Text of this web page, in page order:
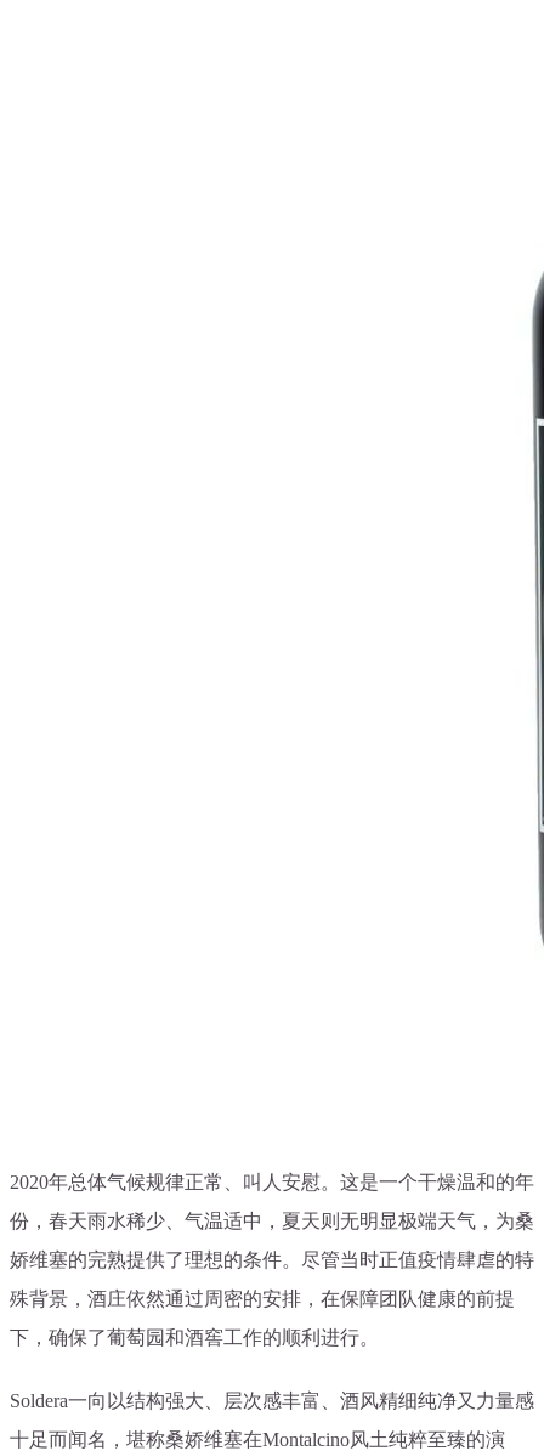
2020年总体气候规律正常、叫人安慰。这是一个干燥温和的年
份，春天雨水稀少、气温适中，夏天则无明显极端天气，为桑
娇维塞的完熟提供了理想的条件。尽管当时正值疫情肆虐的特
殊背景，酒庄依然通过周密的安排，在保障团队健康的前提
下，确保了葡萄园和酒窖工作的顺利进行。
Soldera一向以结构强大、层次感丰富、酒风精细纯净又力量感
十足而闻名，堪称桑娇维塞在Montalcino风土纯粹至臻的演